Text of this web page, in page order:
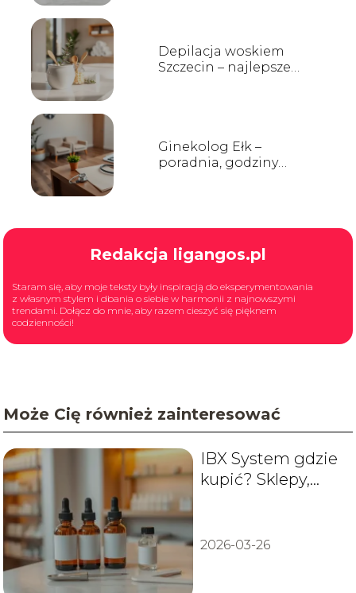
Depilacja woskiem
Szczecin – najlepsze
Ginekolog Ełk –
poradnia, godziny
Redakcja ligangos.pl
Staram się, aby moje teksty były inspiracją do eksperymentowania
z własnym stylem i dbania o siebie w harmonii z najnowszymi
trendami. Dołącz do mnie, aby razem cieszyć się pięknem
codzienności!
Może Cię również zainteresować
IBX System gdzie
kupić? Sklepy,
2026-03-26